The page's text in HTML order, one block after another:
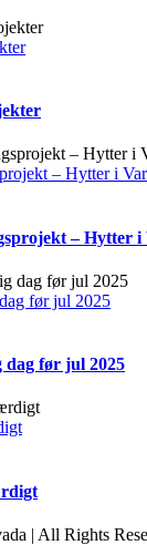
– Hytter i
– Hytter
før jul 2025
dag før jul 2025
| All Rights